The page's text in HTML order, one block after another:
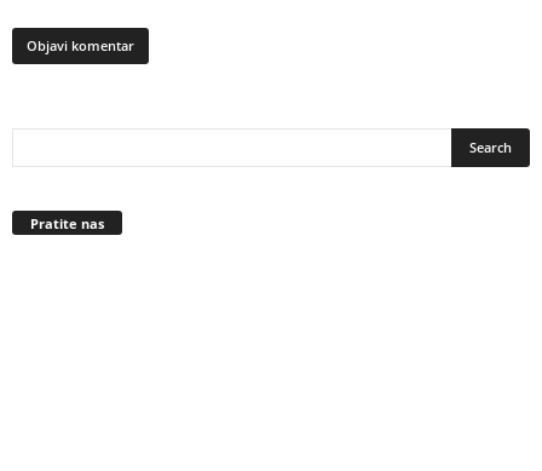
Pratite nas